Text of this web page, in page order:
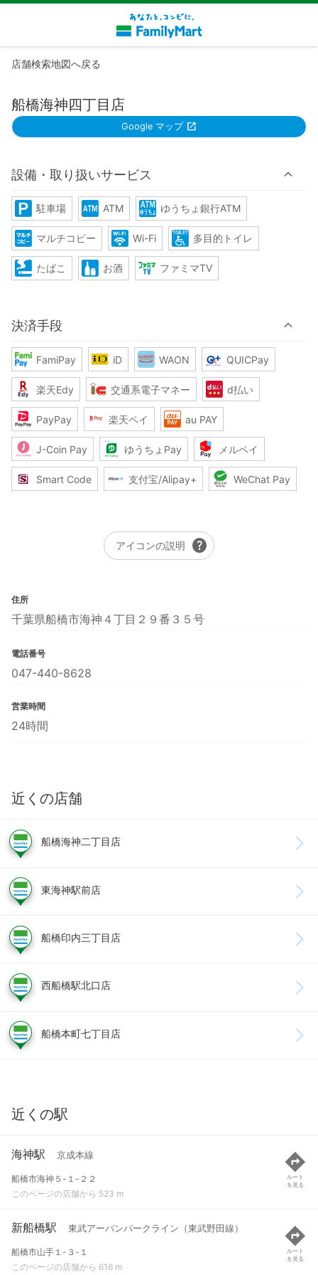
店舗検索地図へ戻る
船橋海神四丁目店
Google マップ
設備・取り扱いサービス
駐車場 ATM ゆうちょ銀行ATM
マルチコピー Wi-Fi 多目的トイレ
たばこ お酒 ファミマTV
決済手段
FamiPay iD WAON QUICPay
楽天Edy 交通系電子マネー d払い
PayPay 楽天ペイ au PAY
J-Coin Pay ゆうちょPay メルペイ
Smart Code 支付宝/Alipay+ WeChat Pay
アイコンの説明 help
住所
千葉県船橋市海神４丁目２９番３５号
電話番号
047-440-8628
営業時間
24時間
近くの店舗
船橋海神二丁目店
東海神駅前店
船橋印内三丁目店
西船橋駅北口店
船橋本町七丁目店
近くの駅
海神駅 京成本線
船橋市海神５-１-２２
このページの店舗から 523 m
ルート
を見る
新船橋駅 東武アーバンパークライン（東武野田線）
船橋市山手１-３-１
このページの店舗から 616 m
ルート
を見る